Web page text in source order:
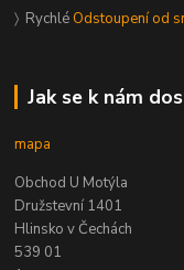
〉 Rychlé Odstoupení od
Jak se k nám
mapa
Obchod U Motýla
Družstevní 1401
Hlinsko v Čechách
539 01